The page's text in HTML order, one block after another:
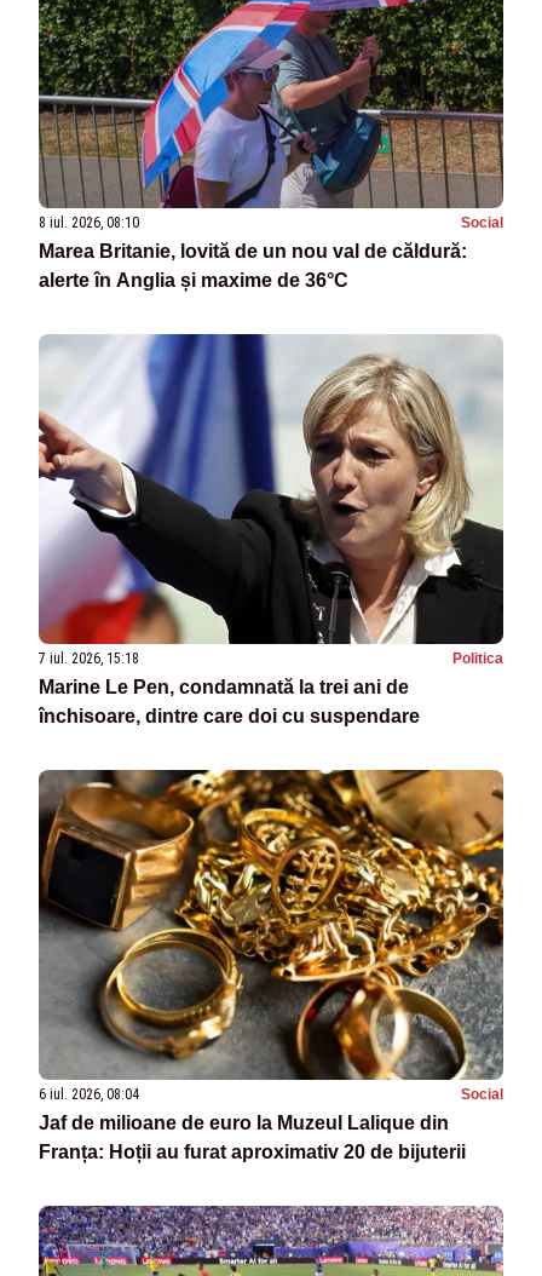
8 iul. 2026, 08:10 Social
Marea Britanie, lovită de un nou val de căldură:
alerte în Anglia și maxime de 36°C
7 iul. 2026, 15:18 Politica
Marine Le Pen, condamnată la trei ani de
închisoare, dintre care doi cu suspendare
6 iul. 2026, 08:04 Social
Jaf de milioane de euro la Muzeul Lalique din
Franța: Hoții au furat aproximativ 20 de bijuterii